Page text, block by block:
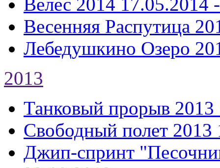
Весенняя Распутица
Лебедушкино Озеро
2013
Танковый прорыв 2013
Свободный полет 2013
Джип-спринт